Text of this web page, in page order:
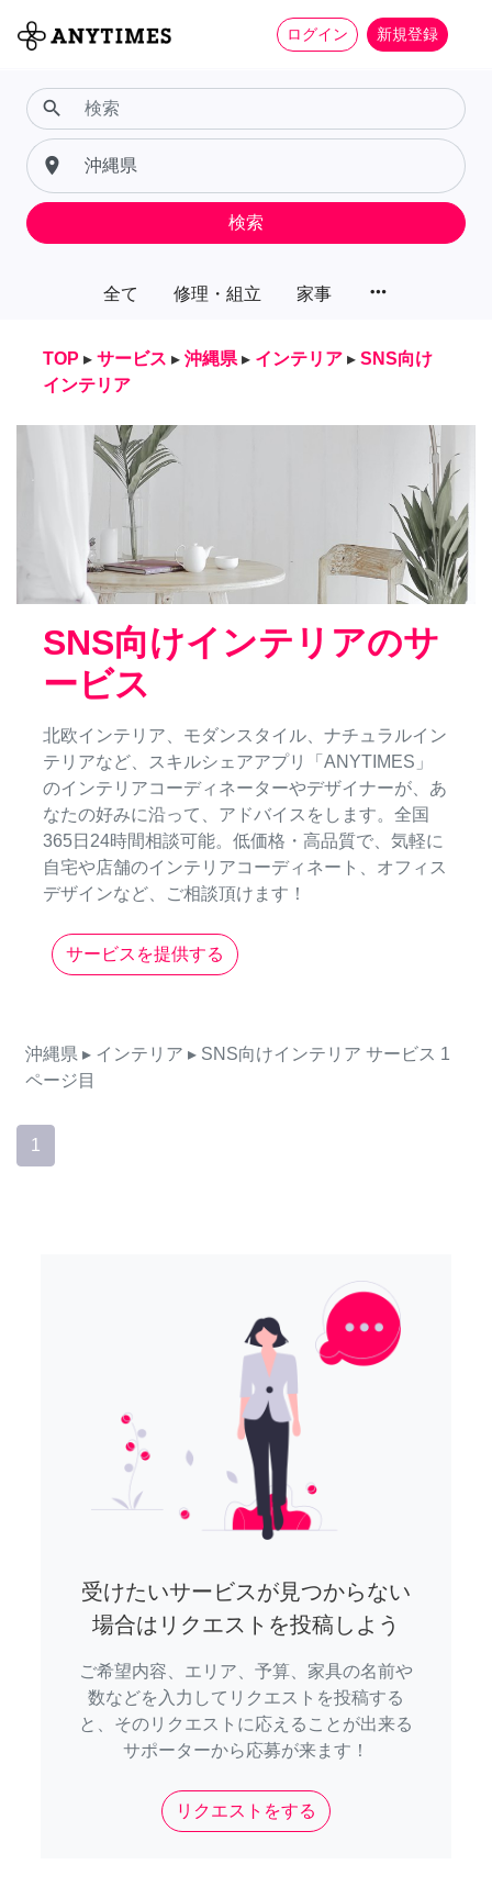
ログイン 新規登録
全て 修理・組立 家事 more_horiz
search
place
検索
TOP ▸ サービス ▸ 沖縄県 ▸ インテリア ▸ SNS向け
インテリア
SNS向けインテリアのサ
ービス
北欧インテリア、モダンスタイル、ナチュラルイン
テリアなど、スキルシェアアプリ「ANYTIMES」
のインテリアコーディネーターやデザイナーが、あ
なたの好みに沿って、アドバイスをします。全国
365日24時間相談可能。低価格・高品質で、気軽に
自宅や店舗のインテリアコーディネート、オフィス
デザインなど、ご相談頂けます！
サービスを提供する
沖縄県 ▸ インテリア ▸ SNS向けインテリア サービス 1
ページ目
1
受けたいサービスが見つからない
場合はリクエストを投稿しよう
ご希望内容、エリア、予算、家具の名前や
数などを入力してリクエストを投稿する
と、そのリクエストに応えることが出来る
サポーターから応募が来ます！
リクエストをする